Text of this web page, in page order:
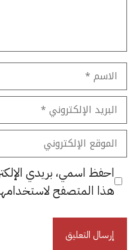
الاسم
البريد
الإلكتروني
الموقع
الإلكتروني
احفظ اسمي، بريدي
هذا المتصفح